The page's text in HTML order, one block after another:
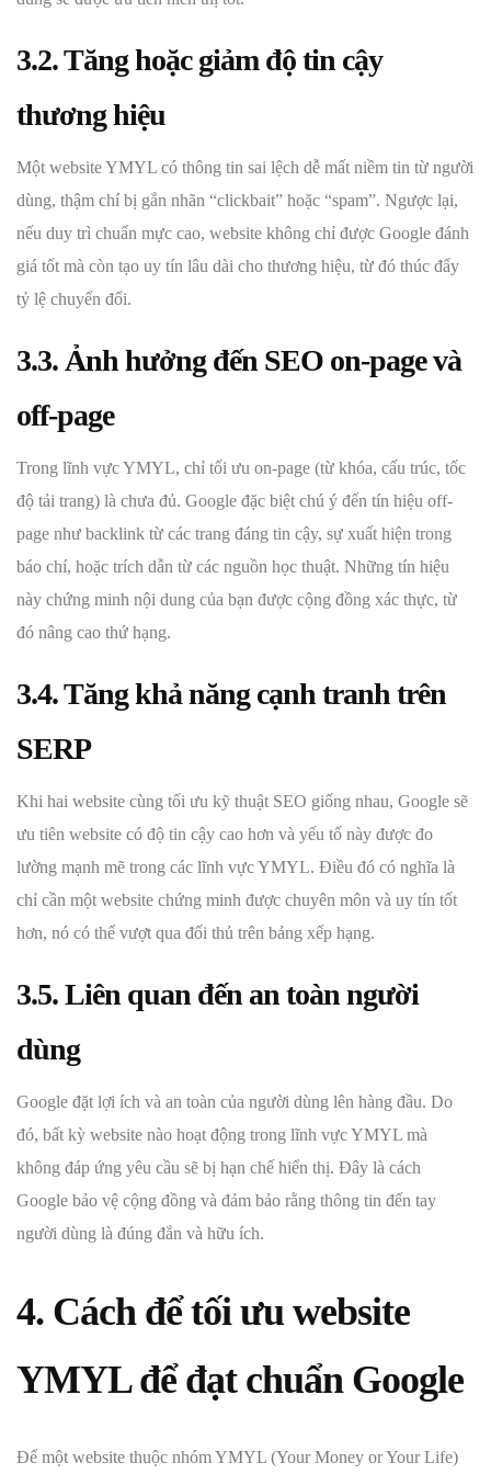
3.2. Tăng hoặc giảm độ tin cậy
thương hiệu
Một website YMYL có thông tin sai lệch dễ mất niềm tin từ người
dùng, thậm chí bị gắn nhãn “clickbait” hoặc “spam”. Ngược lại,
nếu duy trì chuẩn mực cao, website không chỉ được Google đánh
giá tốt mà còn tạo uy tín lâu dài cho thương hiệu, từ đó thúc đẩy
tỷ lệ chuyển đổi.
3.3. Ảnh hưởng đến SEO on-page và
off-page
Trong lĩnh vực YMYL, chỉ tối ưu on-page (từ khóa, cấu trúc, tốc
độ tải trang) là chưa đủ. Google đặc biệt chú ý đến tín hiệu off-
page như backlink từ các trang đáng tin cậy, sự xuất hiện trong
báo chí, hoặc trích dẫn từ các nguồn học thuật. Những tín hiệu
này chứng minh nội dung của bạn được cộng đồng xác thực, từ
đó nâng cao thứ hạng.
3.4. Tăng khả năng cạnh tranh trên
SERP
Khi hai website cùng tối ưu kỹ thuật SEO giống nhau, Google sẽ
ưu tiên website có độ tin cậy cao hơn và yếu tố này được đo
lường mạnh mẽ trong các lĩnh vực YMYL. Điều đó có nghĩa là
chỉ cần một website chứng minh được chuyên môn và uy tín tốt
hơn, nó có thể vượt qua đối thủ trên bảng xếp hạng.
3.5. Liên quan đến an toàn người
dùng
Google đặt lợi ích và an toàn của người dùng lên hàng đầu. Do
đó, bất kỳ website nào hoạt động trong lĩnh vực YMYL mà
không đáp ứng yêu cầu sẽ bị hạn chế hiển thị. Đây là cách
Google bảo vệ cộng đồng và đảm bảo rằng thông tin đến tay
người dùng là đúng đắn và hữu ích.
4. Cách để tối ưu website
YMYL để đạt chuẩn Google
Để một website thuộc nhóm YMYL (Your Money or Your Life)